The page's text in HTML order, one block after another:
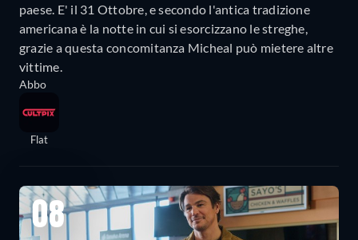
paese. E' il 31 Ottobre, e secondo l'antica tradizione
americana è la notte in cui si esorcizzano le streghe,
grazie a questa concomitanza Micheal può mietere altre
vittime.
Abbo
Flat
08